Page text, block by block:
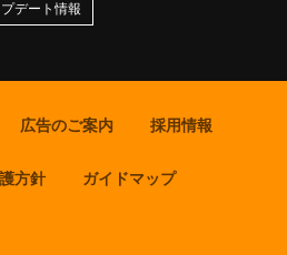
デート情報
広告のご案内 採用情報
方針 ガイドマップ